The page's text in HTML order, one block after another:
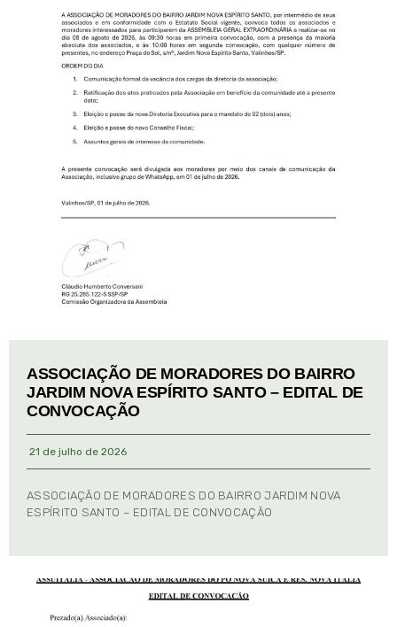
ASSOCIAÇÃO DE MORADORES DO BAIRRO
JARDIM NOVA ESPÍRITO SANTO – EDITAL DE
CONVOCAÇÃO
21 de julho de 2026
ASSOCIAÇÃO DE MORADORES DO BAIRRO JARDIM NOVA
ESPÍRITO SANTO – EDITAL DE CONVOCAÇÃO